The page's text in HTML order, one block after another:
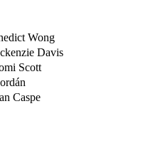
Wong
Davis
Scott